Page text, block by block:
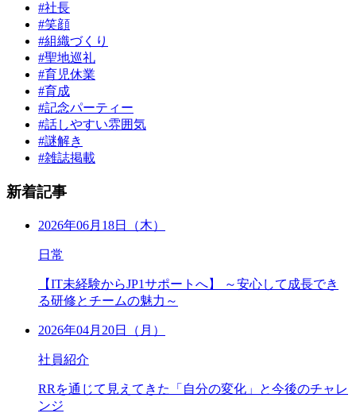
#社長
#笑顔
#組織づくり
#聖地巡礼
#育児休業
#育成
#記念パーティー
#話しやすい雰囲気
#謎解き
#雑誌掲載
新着記事
2026年06月18日（木）
日常
【IT未経験からJP1サポートへ】 ～安心して成長でき
る研修とチームの魅力～
2026年04月20日（月）
社員紹介
RRを通じて見えてきた「自分の変化」と今後のチャレ
ンジ